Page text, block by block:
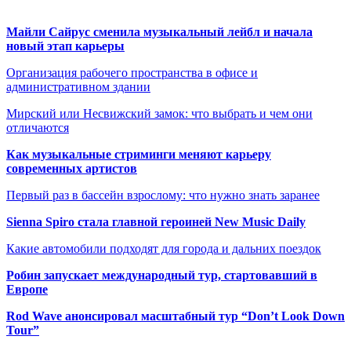
Майли Сайрус сменила музыкальный лейбл и начала
новый этап карьеры
Организация рабочего пространства в офисе и
административном здании
Мирский или Несвижский замок: что выбрать и чем они
отличаются
Как музыкальные стриминги меняют карьеру
современных артистов
Первый раз в бассейн взрослому: что нужно знать заранее
Sienna Spiro стала главной героиней New Music Daily
Какие автомобили подходят для города и дальних поездок
Робин запускает международный тур, стартовавший в
Европе
Rod Wave анонсировал масштабный тур “Don’t Look Down
Tour”